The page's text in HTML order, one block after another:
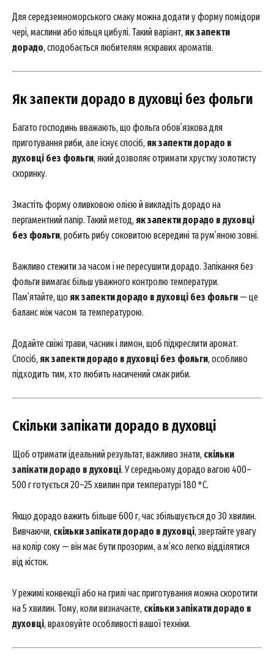
Для середземноморського смаку можна додати у форму помідори
чері, маслини або кільця цибулі. Такий варіант, як запекти
дорадо, сподобається любителям яскравих ароматів.
Як запекти дорадо в духовці без фольги
Багато господинь вважають, що фольга обов’язкова для
приготування риби, але існує спосіб, як запекти дорадо в
духовці без фольги, який дозволяє отримати хрустку золотисту
скоринку.
Змастіть форму оливковою олією й викладіть дорадо на
пергаментний папір. Такий метод, як запекти дорадо в духовці
без фольги, робить рибу соковитою всередині та рум’яною зовні.
Важливо стежити за часом і не пересушити дорадо. Запікання без
фольги вимагає більш уважного контролю температури.
Пам’ятайте, щояк запекти дорадо в духовці без фольги — це
баланс між часом та температурою.
Додайте свіжі трави, часник і лимон, щоб підкреслити аромат.
Спосіб, як запекти дорадо в духовці без фольги, особливо
підходить тим, хто любить насичений смак риби.
Скільки запікати дорадо в духовці
Щоб отримати ідеальний результат, важливо знати, скільки
запікати дорадо в духовці. У середньому дорадо вагою 400–
500 г готується 20–25 хвилин при температурі 180 °C.
Якщо дорадо важить більше 600 г, час збільшується до 30 хвилин.
Вивчаючи, скільки запікати дорадо в духовці, звертайте увагу
на колір соку — він має бути прозорим, а м’ясо легко відділятися
від кісток.
У режимі конвекції або на грилі час приготування можна скоротити
на 5 хвилин. Тому, коли визначаєте, скільки запікати дорадо в
духовці, враховуйте особливості вашої техніки.